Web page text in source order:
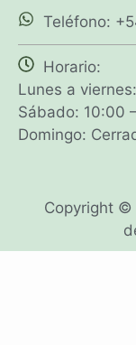
Teléfono:
Horario:
Lunes a
Sábado: 10:00
Domingo:
Copyright ©